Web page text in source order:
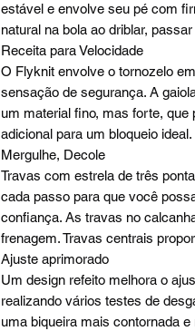
estável e envolve seu pé com
natural na bola ao driblar,
Receita para Velocidade
O Flyknit envolve o tornozelo
sensação de segurança. A
um material fino, mas forte,
adicional para um bloqueio ideal.
Mergulhe, Decole
Travas com estrela de três
cada passo para que você
confiança. As travas no
frenagem. Travas centrais
Ajuste aprimorado
Um design refeito melhora o
realizando vários testes de
uma biqueira mais contornada